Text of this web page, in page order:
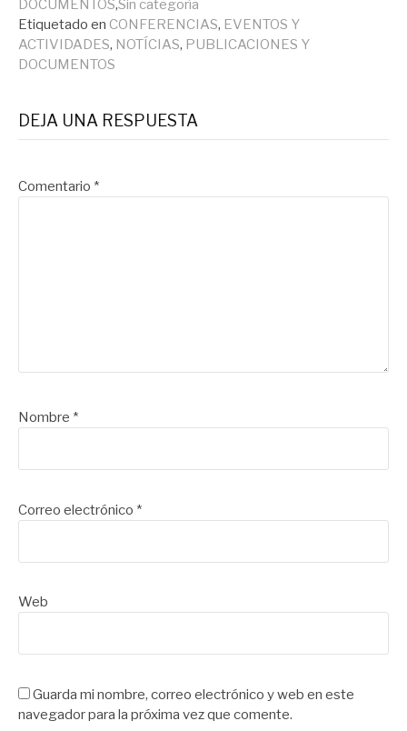
DOCUMENTOS,Sin categoría
Etiquetado en CONFERENCIAS, EVENTOS Y
ACTIVIDADES, NOTÍCIAS, PUBLICACIONES Y
DOCUMENTOS
DEJA UNA RESPUESTA
Comentario *
Nombre *
Correo electrónico *
Web
Guarda mi nombre, correo electrónico y web en este
navegador para la próxima vez que comente.